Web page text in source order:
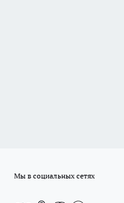
Мы в социальных сетях